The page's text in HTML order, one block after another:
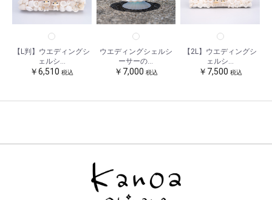
【L判】ウエディングシ
ェルシ...
￥6,510税込
ウエディングシェルシ
ーサーの...
￥7,000 税込
【2L】ウエディングシ
ェルシ...
￥7,500 税込